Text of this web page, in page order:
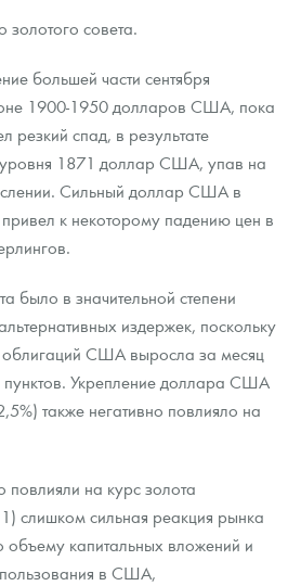
1950г
глубин"
монет
из драгметаллов
защите персональных данных
курсов золота, серебра, платины на
цен
совета.
большей части сентября
1900-1950 долларов США, пока
резкий спад, в результате
уровня 1871 доллар США, упав на
Сильный доллар США в
к некоторому падению цен в
было в значительной степени
издержек, поскольку
облигаций США выросла за месяц
пунктов. Укрепление доллара США
также негативно повлияло на
повлияли на курс золота
слишком сильная реакция рынка
капитальных вложений и
пользования в США,